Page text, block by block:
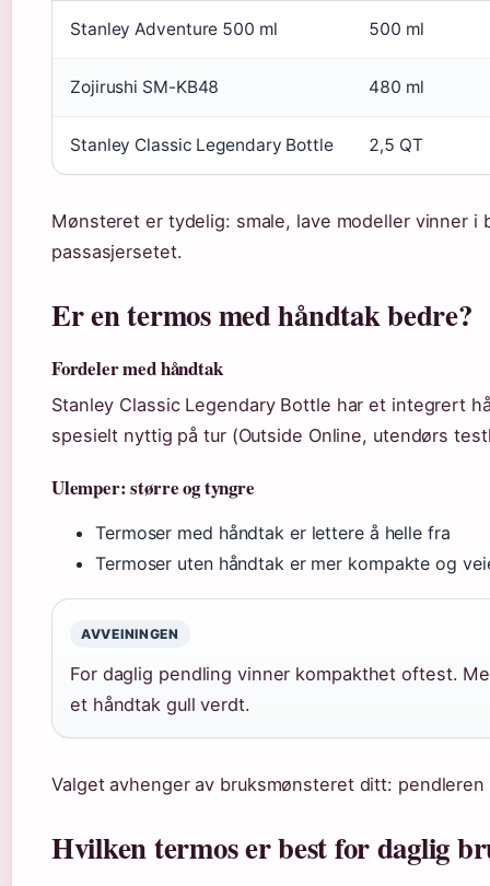
Stanley Adventure 500 ml 500 ml
Zojirushi SM-KB48 480 ml
Stanley Classic Legendary Bottle 2,5 QT
Mønsteret er tydelig: smale, lave modeller vinner i
passasjersetet.
Er en termos med håndtak bedre?
Fordeler med håndtak
Stanley Classic Legendary Bottle har et integrert
spesielt nyttig på tur (Outside Online, utendørs
Ulemper: større og tyngre
Termoser med håndtak er lettere å helle fra
Termoser uten håndtak er mer kompakte og
AVVEININGEN
For daglig pendling vinner kompakthet oftest.
et håndtak gull verdt.
Valget avhenger av bruksmønsteret ditt:
Hvilken termos er best for daglig